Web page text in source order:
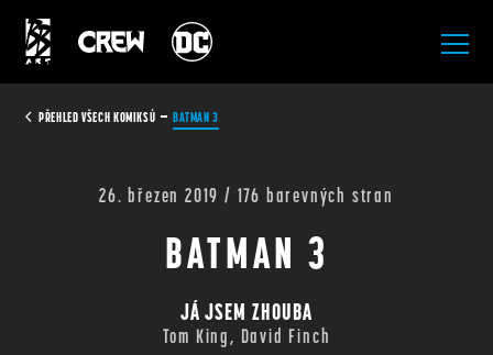
PŘEHLED VŠECH KOMIKSŮ BATMAN 3
26. březen 2019 / 176 barevných stran
BATMAN 3
JÁ JSEM ZHOUBA
Tom King, David Finch